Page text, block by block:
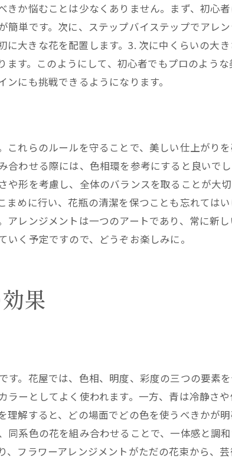
アレンジメント
ントテクニック
あるアレンジメント
レンジメントのポイント
レンジメントの工夫
ジメントの関係
の基本
メントの印象
器選びのコツ
ためのポイント
とその使い方
アイデア
メントを楽しむ方法
新しい要素を取り入れる方法
ントの応用テクニック
か悩むことは少なくありません。まず、初心
単です。次に、ステップバイステップでアレ
大きな花を配置します。3. 次に中くらいの大
す。このようにして、初心者でもプロのよう
にも挑戦できるようになります。
れらのルールを守ることで、美しい仕上がり
わせる際には、色相環を参考にすると良いで
形を考慮し、全体のバランスを取ることが大
めに行い、花瓶の清潔を保つことも忘れては
レンジメントは一つのアートであり、常に新
く予定ですので、どうぞお楽しみに。
果
。花屋では、色相、明度、彩度の三つの要素
ーとしてよく使われます。一方、青は冷静さ
解すると、どの場面でどの色を使うべきかが
系色の花を組み合わせることで、一体感と調
フラワーアレンジメントがただの花束から、芸